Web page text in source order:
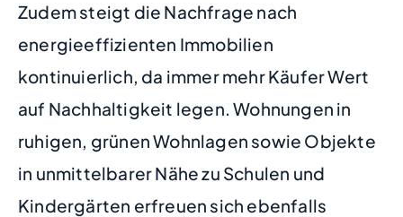
Zudem steigt die Nachfrage nach
energieeffizienten Immobilien
kontinuierlich, da immer mehr Käufer Wert
auf Nachhaltigkeit legen. Wohnungen in
ruhigen, grünen Wohnlagen sowie Objekte
in unmittelbarer Nähe zu Schulen und
Kindergärten erfreuen sich ebenfalls